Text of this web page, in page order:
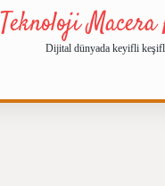
Teknoloji Macera
Dijital dünyada keyifli